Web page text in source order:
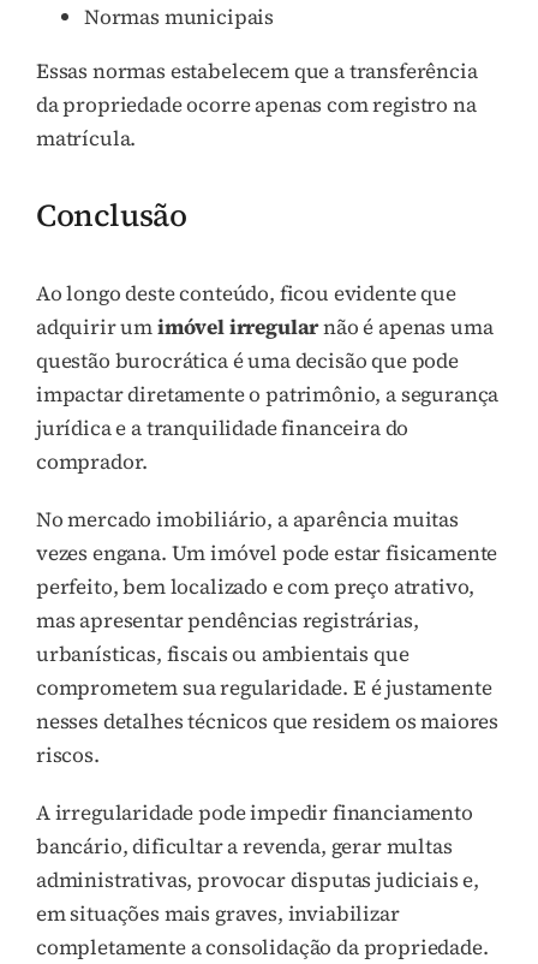
Normas municipais
Essas normas estabelecem que a transferência
da propriedade ocorre apenas com registro na
matrícula.
Conclusão
Ao longo deste conteúdo, ficou evidente que
adquirir umimóvel irregularnão é apenas uma
questão burocrática é uma decisão que pode
impactar diretamente o patrimônio, a segurança
jurídica e a tranquilidade financeira do
comprador.
No mercado imobiliário, a aparência muitas
vezes engana. Um imóvel pode estar fisicamente
perfeito, bem localizado e com preço atrativo,
mas apresentar pendências registrárias,
urbanísticas, fiscais ou ambientais que
comprometem sua regularidade. E é justamente
nesses detalhes técnicos que residem os maiores
riscos.
A irregularidade pode impedir financiamento
bancário, dificultar a revenda, gerar multas
administrativas, provocar disputas judiciais e,
em situações mais graves, inviabilizar
completamente a consolidação da propriedade.